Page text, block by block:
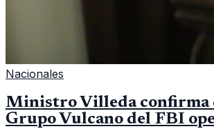
Nacionales
Ministro Villeda confirma
Grupo Vulcano del FBI